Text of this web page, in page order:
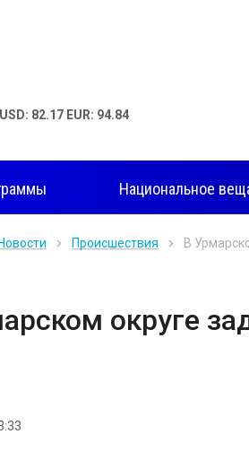
USD: 82.17 EUR: 94.84
Национальное
Новости Происшествия В
округе